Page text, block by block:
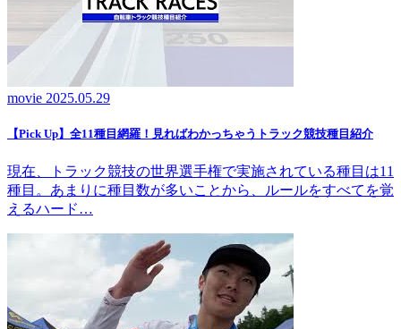
movie 2025.05.29
【Pick Up】全11種目網羅！見ればわかっちゃうトラック競技種目紹介
現在、トラック競技の世界選手権で実施されている種目は11
種目。あまりに種目数が多いことから、ルールをすべてを覚
えるハード…